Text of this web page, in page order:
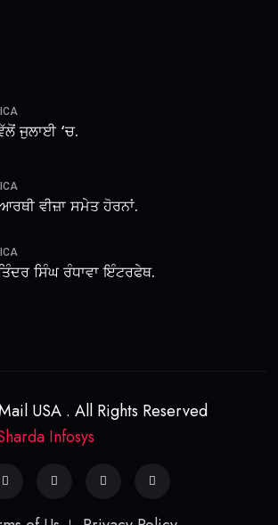
ਜੁਲਾਈ ‘ਚ.
ਵੀਜ਼ਾ ਸਮੇਤ ਹੋਰਨਾਂ.
ਸਿੰਘ ਰੰਧਾਵਾ ਇੰਟਰਫੇਥ.
USA . All Rights Reserved
Infosys